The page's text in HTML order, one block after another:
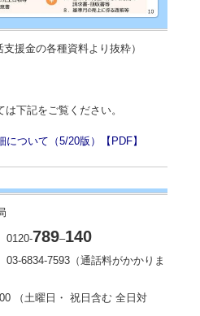
援金の各種資料より抜粋）
記をご覧ください。
ついて（5/20版）【PDF】
789–140
6834-7593（通話料がかかりま
（土曜日・ 祝日含む 全日対